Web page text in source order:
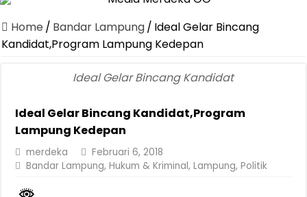
Canangkan Desa TAPIS dan Luncurkan Sekolah Lansia di
Pemprov Lampung Berhasil Kendalikan Inflasi, Jadi Provinsi
Dirut Jasa Raharja Dampingi Wamenhub Tinjau Penanganan
Pastikan Pelayanan Maksimal, Direksi Jasa Raharja Tinjau Korban
Dirut Jasa Raharja Dampingi Wamenhub Tinjau Penanganan
Jasa Raharja Jamin Seluruh Korban Kebakaran KM Mutiara
Home / Bandar Lampung/ Ideal Gelar Bincang
Kandidat,Program Lampung Kedepan
Ideal Gelar Bincang Kandidat
Ideal Gelar Bincang Kandidat,Program
Lampung Kedepan
merdeka
Februari 6, 2018
Bandar Lampung,Hukum & Kriminal,Lampung,Politik